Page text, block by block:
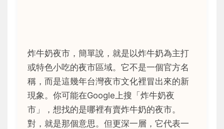
炸牛奶夜市，簡單說，就是以炸牛奶為主打
或特色小吃的夜市區域。它不是一個官方名
稱，而是這幾年台灣夜市文化裡冒出來的新
現象。你可能在Google上搜「炸牛奶夜
市」，想找的是哪裡有賣炸牛奶的夜市。
對，就是那個意思。但更深一層，它代表一